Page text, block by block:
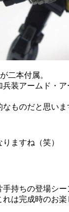
二本付属。
装アームド・
ものだと思いま
ますね（笑）
手持ちの登場シ
は完成時のお